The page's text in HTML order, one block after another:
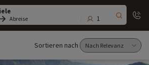
Abreise 1
Sortieren nach